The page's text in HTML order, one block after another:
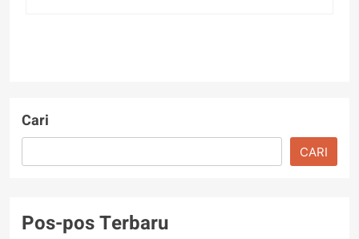
Cari
CARI
Pos-pos Terbaru